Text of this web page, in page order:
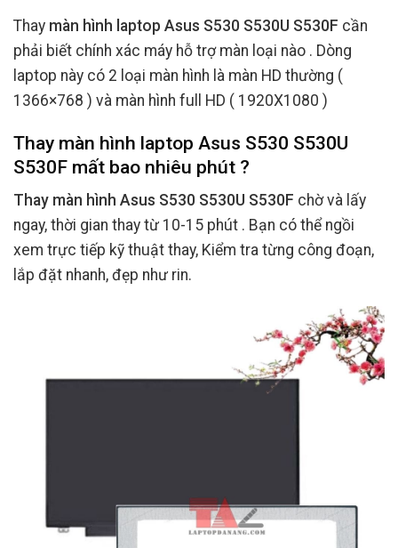
Thay màn hình laptop Asus S530 S530U S530F cần
phải biết chính xác máy hỗ trợ màn loại nào . Dòng
laptop này có 2 loại màn hình là màn HD thường (
1366×768 ) và màn hình full HD ( 1920X1080 )
Thay màn hình laptop Asus S530 S530U
S530F mất bao nhiêu phút ?
Thay màn hình Asus S530 S530U S530F chờ và lấy
ngay, thời gian thay từ 10-15 phút . Bạn có thể ngồi
xem trực tiếp kỹ thuật thay, Kiểm tra từng công đoạn,
lắp đặt nhanh, đẹp như rin.